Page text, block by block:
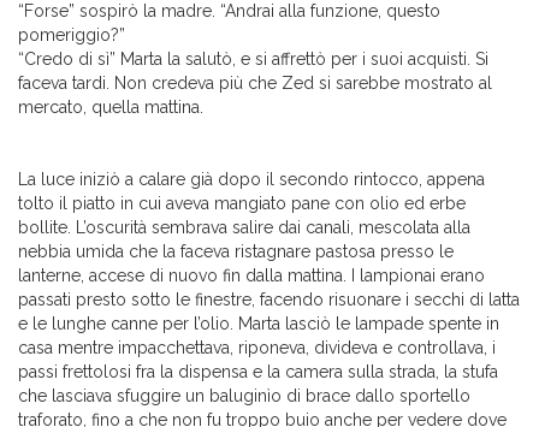
“Forse” sospirò la madre. “Andrai alla funzione, questo
pomeriggio?”
“Credo di sì” Marta la salutò, e si affrettò per i suoi acquisti. Si
faceva tardi. Non credeva più che Zed si sarebbe mostrato al
mercato, quella mattina.
La luce iniziò a calare già dopo il secondo rintocco, appena
tolto il piatto in cui aveva mangiato pane con olio ed erbe
bollite. L’oscurità sembrava salire dai canali, mescolata alla
nebbia umida che la faceva ristagnare pastosa presso le
lanterne, accese di nuovo fin dalla mattina. I lampionai erano
passati presto sotto le finestre, facendo risuonare i secchi di latta
e le lunghe canne per l’olio. Marta lasciò le lampade spente in
casa mentre impacchettava, riponeva, divideva e controllava, i
passi frettolosi fra la dispensa e la camera sulla strada, la stufa
che lasciava sfuggire un baluginìo di brace dallo sportello
traforato, fino a che non fu troppo buio anche per vedere dove